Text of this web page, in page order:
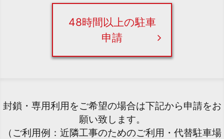
48時間以上の駐車
申請
封鎖・専用利用をご希望の場合は下記から申請をお
願い致します。
（ご利用例：近隣工事のためのご利用・代替駐車場